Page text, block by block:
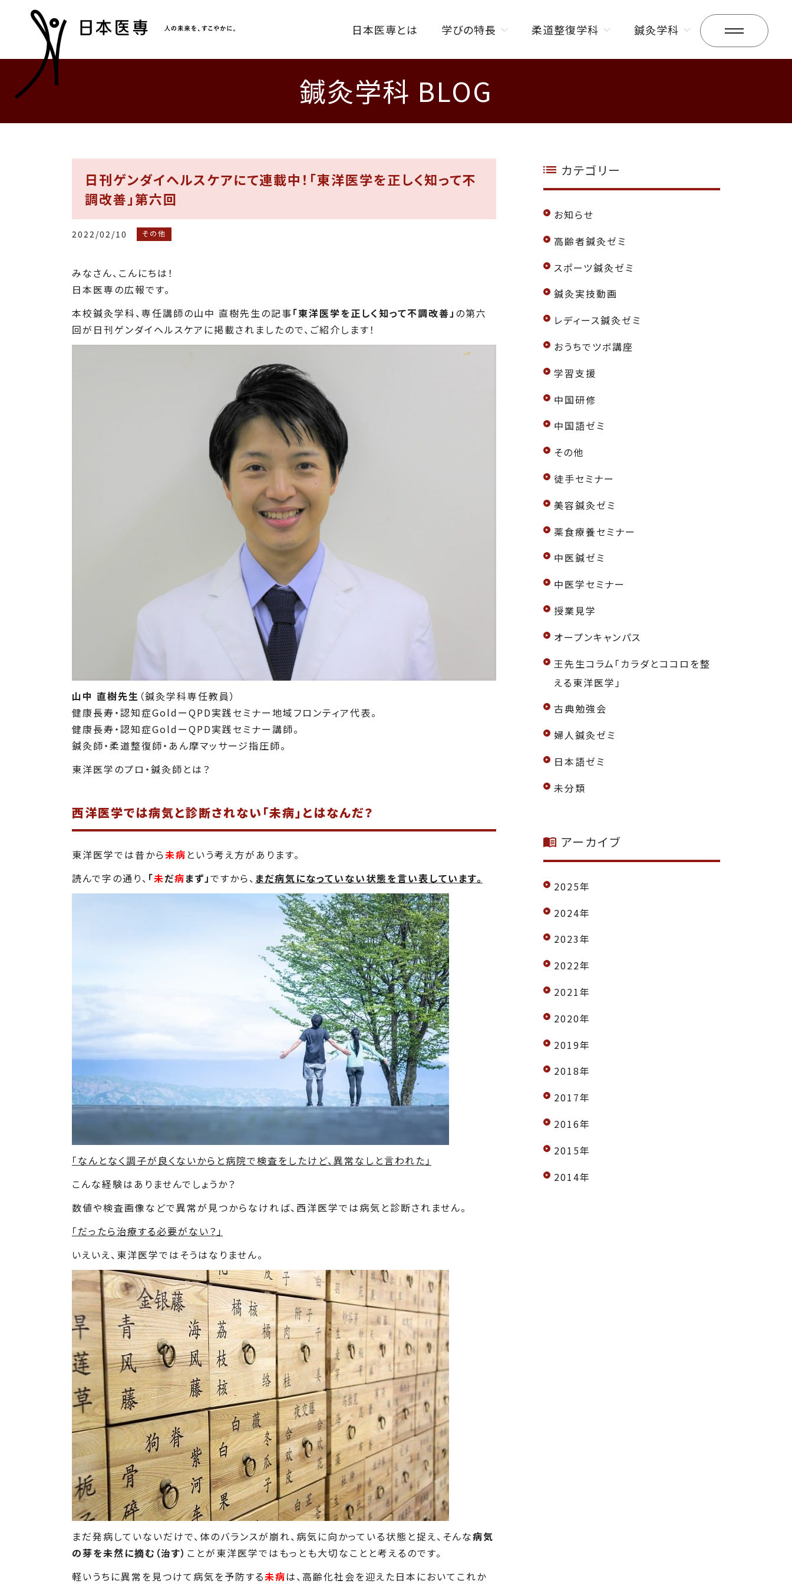
日本医専とは 学びの特長
学びの特長トップ
オンラインを活用した
海外研修制度
W資格取得制度
柔道整復学科 鍼灸学科
鍼灸学科 BLOG
日刊ゲンダイヘルスケアにて連載中！「東洋医学を正しく知って不
調改善」第六回
2022/02/10 その他
みなさん、こんにちは！
日本医専の広報です。
本校鍼灸学科、専任講師の山中 直樹先生の記事「東洋医学を正しく知って不調改善」 の第六
回が日刊ゲンダイヘルスケアに掲載されましたので、ご紹介します！
山中 直樹先生 （鍼灸学科専任教員）
健康長寿・認知症GoldーQPD実践セミナー地域フロンティア代表。
健康長寿・認知症GoldーQPD実践セミナー講師。
鍼灸師・柔道整復師・あん摩マッサージ指圧師。
東洋医学のプロ・鍼灸師とは？
西洋医学では病気と診断されない「未病」とはなんだ？
東洋医学では昔から未病 という考え方があります。
読んで字の通り、 「未だ病まず」ですから、 まだ病気になっていない状態を言い表しています。
「なんとなく調子が良くないからと病院で検査をしたけど、異常なしと言われた」
こんな経験はありませんでしょうか？
数値や検査画像などで異常が見つからなければ、西洋医学では病気と診断されません。
「だったら治療する必要がない？」
いえいえ、東洋医学ではそうはなりません。
まだ発病していないだけで、体のバランスが崩れ、病気に向かっている状態と捉え、そんな病気
の芽を未然に摘む（治す） ことが東洋医学ではもっとも大切なことと考えるのです。
軽いうちに異常を見つけて病気を予防する未病は、高齢化社会を迎えた日本においてこれか
カテゴリー
お知らせ
高齢者鍼灸ゼミ
スポーツ鍼灸ゼミ
鍼灸実技動画
レディース鍼灸ゼミ
おうちでツボ講座
学習支援
中国研修
中国語ゼミ
その他
徒手セミナー
美容鍼灸ゼミ
薬食療養セミナー
中医鍼ゼミ
中医学セミナー
授業見学
オープンキャンパス
王先生コラム「カラダとココロを整
える東洋医学」
古典勉強会
婦人鍼灸ゼミ
日本語ゼミ
未分類
アーカイブ
2025年
2024年
2023年
2022年
2021年
2020年
2019年
2018年
2017年
2016年
2015年
2014年